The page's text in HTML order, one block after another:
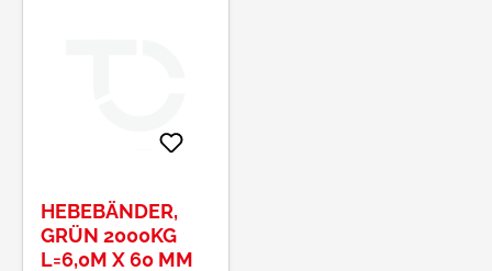
HEBEBÄNDER,
GRÜN 2000KG
L=6,0M X 60 MM